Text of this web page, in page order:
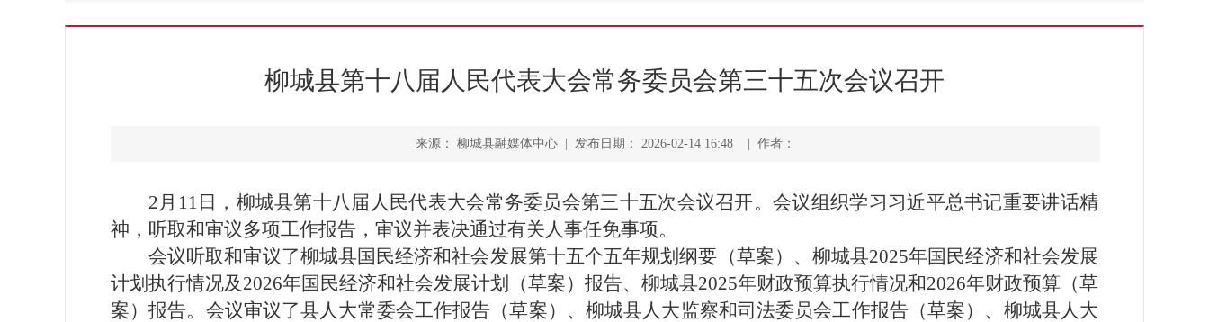
柳城县第十八届人民代表大会常务委员会第三十五次会议召开
来源： 柳城县融媒体中心 | 发布日期： 2026-02-14 16:48 | 作者：
2月11日，柳城县第十八届人民代表大会常务委员会第三十五次会议召开。会议组织学习习近平总书记重要讲话精
神，听取和审议多项工作报告，审议并表决通过有关人事任免事项。
会议听取和审议了柳城县国民经济和社会发展第十五个五年规划纲要（草案）、柳城县2025年国民经济和社会发展
计划执行情况及2026年国民经济和社会发展计划（草案）报告、柳城县2025年财政预算执行情况和2026年财政预算（草
案）报告。会议审议了县人大常委会工作报告（草案）、柳城县人大监察和司法委员会工作报告（草案）、柳城县人大